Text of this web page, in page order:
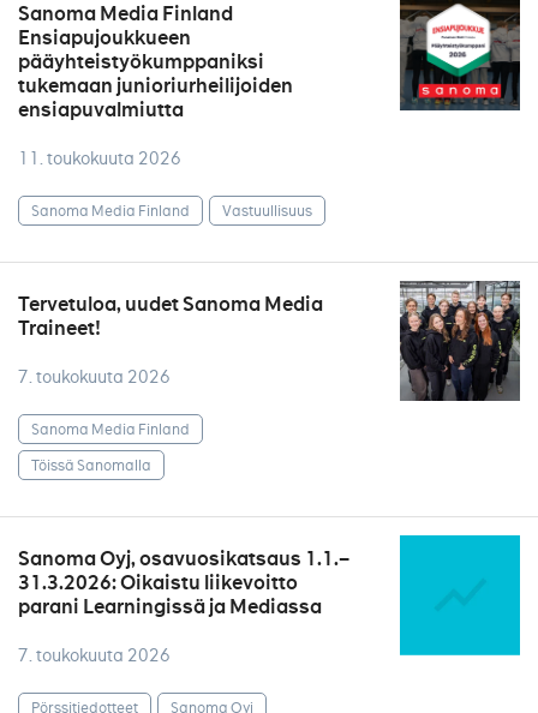
Sanoma Media Finland
Ensiapujoukkueen
pääyhteistyökumppaniksi
tukemaan junioriurheilijoiden
ensiapuvalmiutta
11. toukokuuta 2026
Sanoma Media Finland Vastuullisuus
Tervetuloa, uudet Sanoma Media
Traineet!
7. toukokuuta 2026
Sanoma Media Finland
Töissä Sanomalla
Sanoma Oyj, osavuosikatsaus 1.1.–
31.3.2026: Oikaistu liikevoitto
parani Learningissä ja Mediassa
7. toukokuuta 2026
Pörssitiedotteet Sanoma Oyj